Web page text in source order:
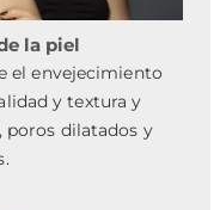
la piel
el envejecimiento
y textura y
poros dilatados y